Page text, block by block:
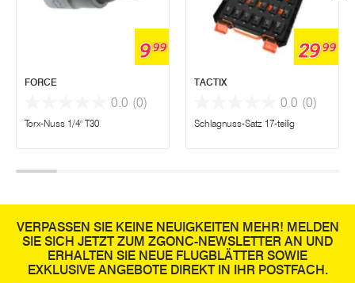
999
FORCE
0.0 (0)
Torx-Nuss 1/4" T30
2999
TACTIX
0.0 (0)
Schlagnuss-Satz 17-teilig
VERPASSEN SIE KEINE NEUIGKEITEN MEHR! MELDEN
SIE SICH JETZT ZUM ZGONC-NEWSLETTER AN UND
ERHALTEN SIE NEUE FLUGBLÄTTER SOWIE
EXKLUSIVE ANGEBOTE DIREKT IN IHR POSTFACH.